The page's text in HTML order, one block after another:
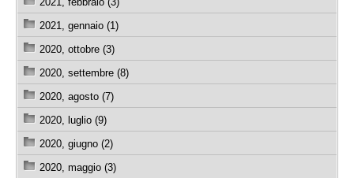
2021, gennaio (1)
2020, ottobre (3)
2020, settembre (8)
2020, agosto (7)
2020, luglio (9)
2020, giugno (2)
2020, maggio (3)